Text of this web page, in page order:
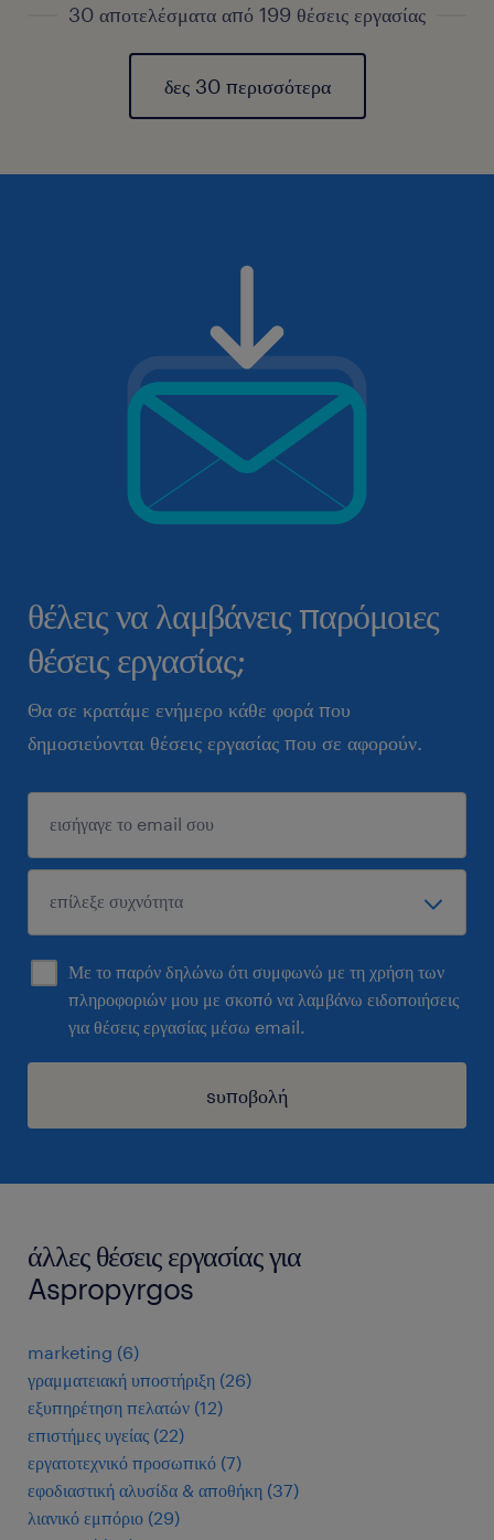
30 αποτελέσματα από 199 θέσεις εργασίας
δες 30 περισσότερα
θέλεις να λαμβάνεις παρόμοιες
θέσεις εργασίας;
Θα σε κρατάμε ενήμερο κάθε φορά που
δημοσιεύονται θέσεις εργασίας που σε αφορούν.
Με το παρόν δηλώνω ότι συμφωνώ με τη χρήση των
πληροφοριών μου με σκοπό να λαμβάνω ειδοποιήσεις
για θέσεις εργασίας μέσω email.
sυποβολή
άλλες θέσεις εργασίας για
Aspropyrgos
marketing (6)
γραμματειακή υποστήριξη (26)
εξυπηρέτηση πελατών (12)
επιστήμες υγείας (22)
εργατοτεχνικό προσωπικό (7)
εφοδιαστική αλυσίδα & αποθήκη (37)
λιανικό εμπόριο (29)